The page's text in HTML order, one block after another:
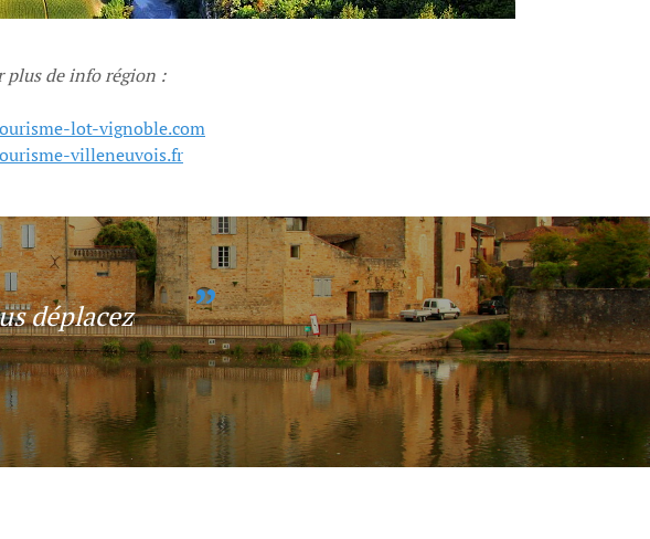
plus de info région :
lot-vignoble.com
villeneuvois.fr
déplacez